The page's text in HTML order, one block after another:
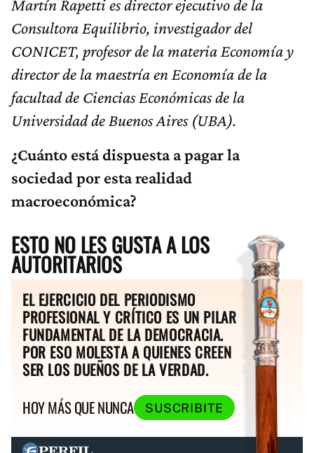
Martín Rapetti es director ejecutivo de la
Consultora Equilibrio, investigador del
CONICET, profesor de la materia Economía y
director de la maestría en Economía de la
facultad de Ciencias Económicas de la
Universidad de Buenos Aires (UBA).
¿Cuánto está dispuesta a pagar la
sociedad por esta realidad
macroeconómica?
ESTO NO LES GUSTA A LOS
AUTORITARIOS
EL EJERCICIO DEL PERIODISMO
PROFESIONAL Y CRÍTICO ES UN PILAR
FUNDAMENTAL DE LA DEMOCRACIA.
POR ESO MOLESTA A QUIENES CREEN
SER LOS DUEÑOS DE LA VERDAD.
HOY MÁS QUE NUNCA
SUSCRIBITE